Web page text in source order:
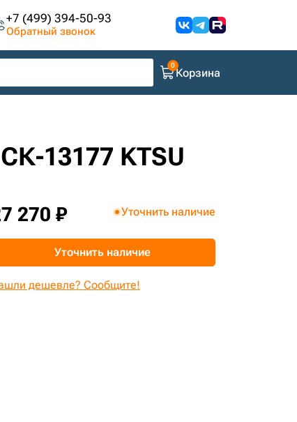
+7 (499) 394-50-93
Обратный звонок
Корзина
13177 KTSU
270 ₽ Уточнить наличие
Уточнить наличие
дешевле? Сообщите!